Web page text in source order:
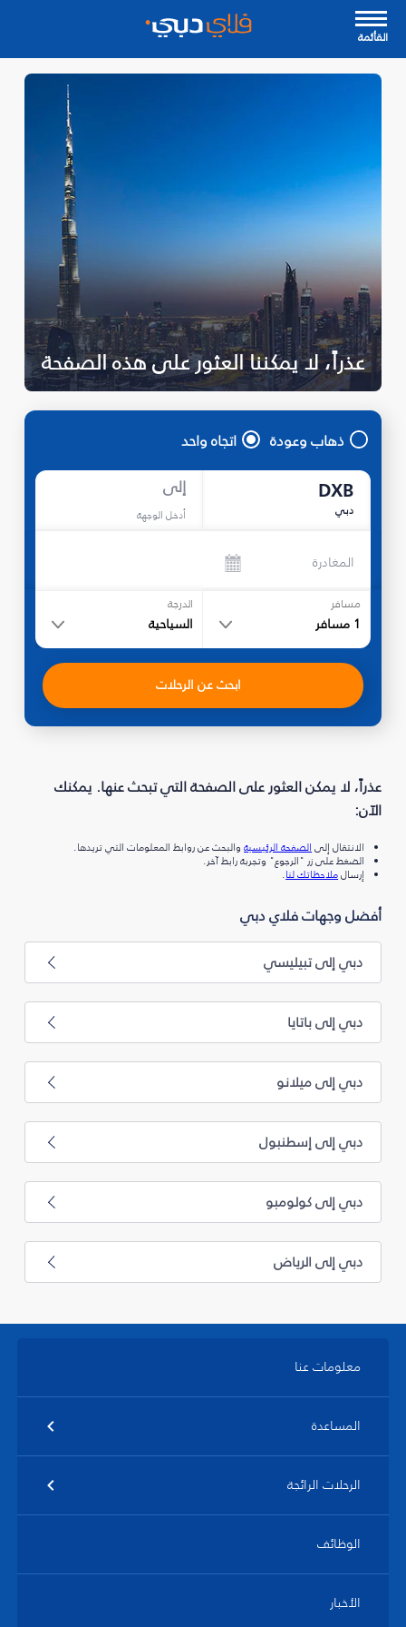
القأئمة
عذراً، لا يمكننا العثور على هذه الصفحة
ذهاب وعودة اتجاه واحد
DXB
دبي
إلى
أدخل الوجهة
المغادرة
مسافر
1 مسافر
الدرجة
السياحية
ابحث عن الرحلات
عذراً، لا يمكن العثور على الصفحة التي تبحث عنها. يمكنك
الآن:
الانتقال إلىالصفحة الرئيسيةوالبحث عن روابط المعلومات التي تريدها.
الضغط على زر "الرجوع" وتجربة رابط آخر.
إرسالملاحظاتك لنا.
أفضل وجهات فلاي دبي
دبي إلى تبيليسي
دبي إلى باتايا
دبي إلى ميلانو
دبي إلى إسطنبول
دبي إلى كولومبو
دبي إلى الرياض
معلومات عنا
المساعدة
الرحلات الرائجة
الوظائف
الأخبار